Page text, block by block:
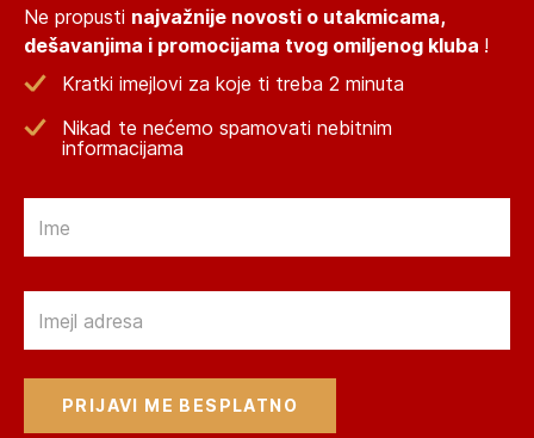
Ne propusti najvažnije novosti o utakmicama,
dešavanjima i promocijama tvog omiljenog kluba !
Kratki imejlovi za koje ti treba 2 minuta
Nikad te nećemo spamovati nebitnim
informacijama